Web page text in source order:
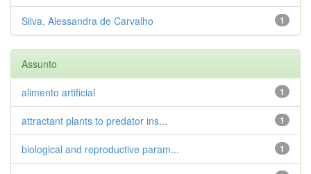
1
Silva, Alessandra de Carvalho
Assunto
1
alimento artificial
1
attractant plants to predator ins...
1
biological and reproductive param...